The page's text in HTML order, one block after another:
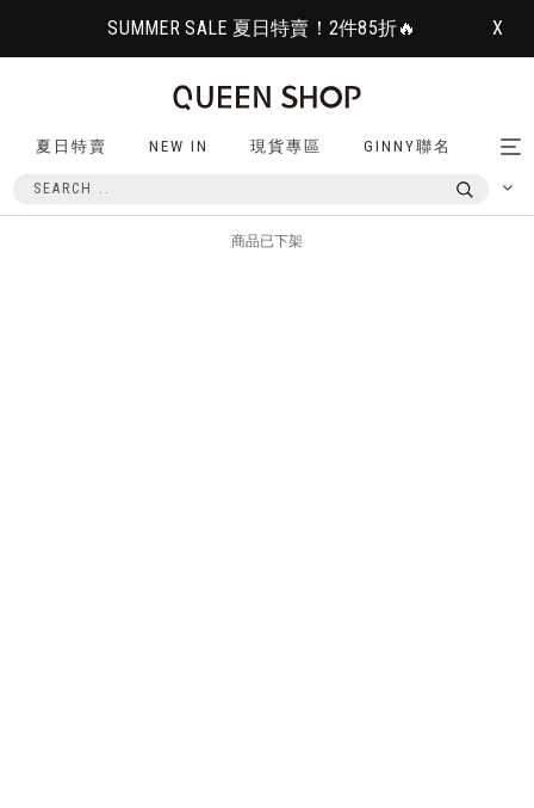
SUMMER SALE 夏日特賣！2件85折🔥 X
夏日特賣 NEW IN 現貨專區 GINNY聯名
商品已下架